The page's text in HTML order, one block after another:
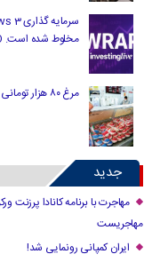
مخلوط شده است. USD عمدتا پایین.
مرغ ۸۰ هزار تومانی آمد/ مرغ ارزان را از کجا بخریم؟
جدید
مهاجرت با برنامه کانادا پرزنت
مهاجریست
ایران کمپانی رونمایی شد!